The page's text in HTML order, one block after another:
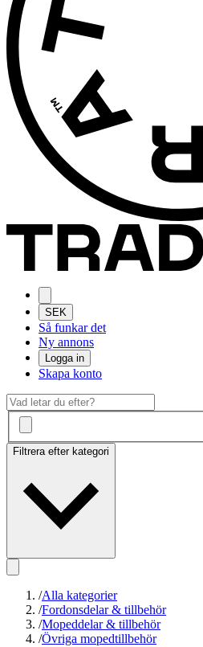
SEK
Så funkar det
Ny annons
Logga in
Skapa konto
Filtrera efter kategori
/Alla kategorier
/Fordonsdelar & tillbehör
/Mopeddelar & tillbehör
/Övriga mopedtillbehör